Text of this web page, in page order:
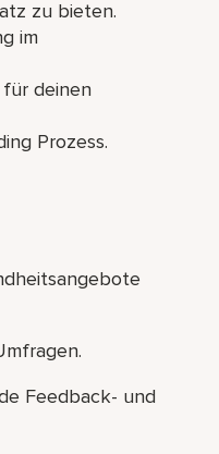
zu bieten.
im
deinen
Prozess.
Feedback- und